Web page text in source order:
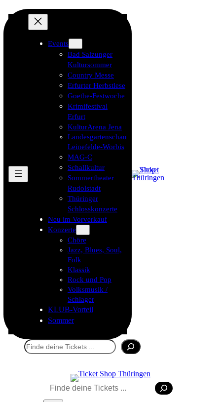
Events
Bad Salzunger
Kultursommer
Country Messe
Erfurter Herbstlese
Goethe-Festwoche
Krimifestival
Erfurt
KulturArena Jena
Landesgartenschau
Leinefelde-Worbis
MAG-C
Schallkultur
Sommertheater
Rudolstadt
Thüringer
Schlosskonzerte
Neu im Vorverkauf
Konzerte
Chöre
Jazz, Blues, Soul,
Folk
Klassik
Rock und Pop
Volksmusik /
Schlager
KLUB-Vorteil
Sommer
Suchen
Suchen
Tickets kaufen